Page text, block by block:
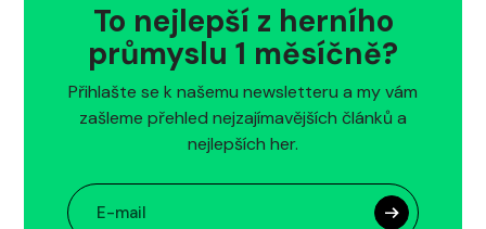
To nejlepší z herního
průmyslu 1 měsíčně?
Přihlašte se k našemu newsletteru a my vám
zašleme přehled nejzajímavějších článků a
nejlepších her.